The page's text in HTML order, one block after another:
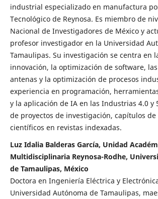
industrial especializado en manufactura
Tecnológico de Reynosa. Es miembro de
Nacional de Investigadores de México y
profesor investigador en la Universidad
Tamaulipas. Su investigación se centra en
innovación, la optimización de software,
antenas y la optimización de procesos
experiencia en programación,
y la aplicación de IA en las Industrias 4.0 y
de proyectos de investigación, capítulos
científicos en revistas indexadas.
Luz Idalia Balderas García, Unidad
Multidisciplinaria Reynosa-Rodhe,
de Tamaulipas, México
Doctora en Ingeniería Eléctrica y
Universidad Autónoma de Tamaulipas,